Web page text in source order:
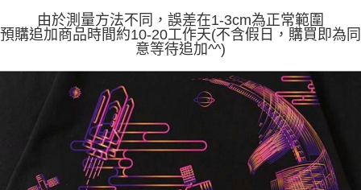
「AFTEE先享後付」，若未經同意申辦者引起之損失，本公司不負相關責
任。
４．使用「AFTEE先享後付」時，將依據個別帳號之用戶狀況，依本公司即
請求用戶進行身份認證。
５．嚴禁一人註冊多個帳號或使用他人資訊註冊。若發現惡意使用之情形，
恩沛科技股份有限公司將有權停止該用戶之使用額度並採取法律行動。
由於測量方法不同，誤差在1-3cm為正常範圍
預購追加商品時間約10-20工作天(不含假日，購買即為同
意等待追加^^)